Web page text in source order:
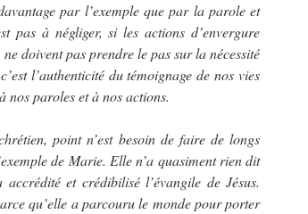
par l’exemple que par la parole et
pas à négliger, si les actions d’envergure
doivent pas prendre le pas sur la nécessité
l’authenticité du témoignage de nos vies
nos paroles et à nos actions.
point n’est besoin de faire de longs
de Marie. Elle n’a quasiment rien dit
et crédibilisé l’évangile de Jésus.
qu’elle a parcouru le monde pour porter